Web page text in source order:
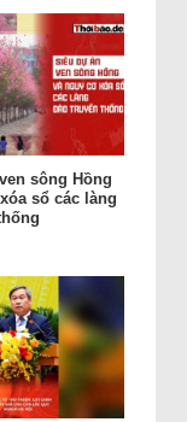
sông Hồng
sổ các làng